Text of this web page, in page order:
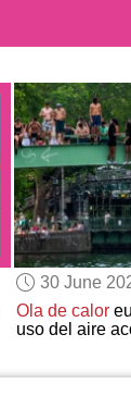
30 June
Ola de calor
uso del aire